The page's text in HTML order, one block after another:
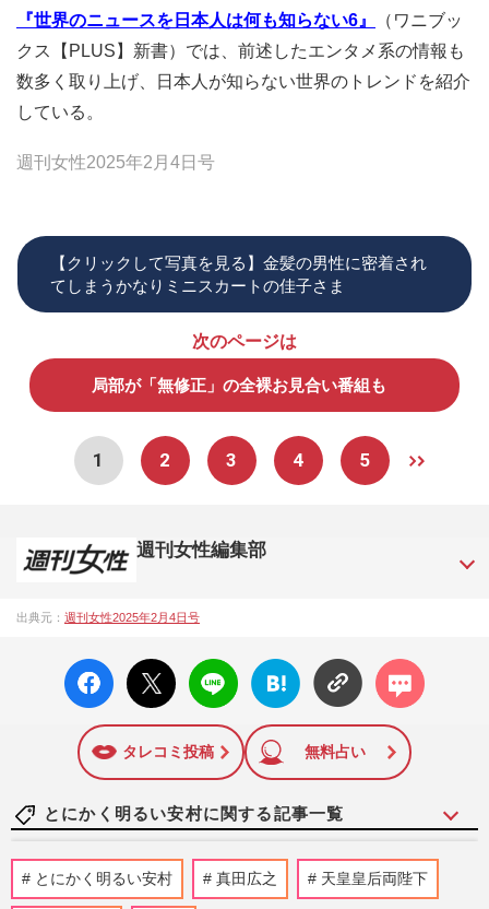
『世界のニュースを日本人は何も知らない6』
（ワニブッ
クス【PLUS】新書）では、前述したエンタメ系の情報も
数多く取り上げ、日本人が知らない世界のトレンドを紹介
している。
週刊女性2025年2月4日号
【クリックして写真を見る】金髪の男性に密着され
てしまうかなりミニスカートの佳子さま
次のページは
局部が「無修正」の全裸お見合い番組も
1 2 3 4 5
週刊女性編集部
シップや事件、皇室の話題、感動ドキュメント、美容・健
12日号で「眞子さま嫁ぎ先の“義母”が抱える400万円超の“借金
トラブル”」報道をスクープ。この一報から約2か月後、宮内庁
は結婚延期を発表。同記事は2018年の「編集者が選ぶ雑誌ジ
ャーナリズム賞」大賞を受賞した。毎週火曜日発売。
出典元： 週刊女性2025年2月4日号
facebo
ok い
X ポス
ト
LINE
はてな
ブック
に追加
コメン
ト
タレコミ投稿 無料占い
とにかく明るい安村に関する記事一覧
平成の一発屋芸人が“引っ張りだこ”の
謎、“逆輸入”から“営業キング”まで再ブレ
とにかく明るい安村 真田広之 天皇皇后両陛下